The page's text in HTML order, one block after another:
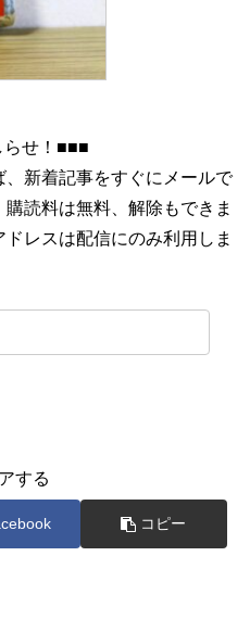
らせ！■■■
、新着記事をすぐにメールで
読料は無料、解除もできま
レスは配信にのみ利用しま
する
コピー